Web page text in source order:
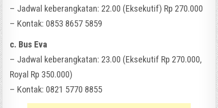
– Jadwal keberangkatan: 22.00 (Eksekutif) Rp 270.000
– Kontak: 0853 8657 5859
c. Bus Eva
– Jadwal keberangkatan: 23.00 (Eksekutif Rp 270.000,
Royal Rp 350.000)
– Kontak: 0821 5770 8855